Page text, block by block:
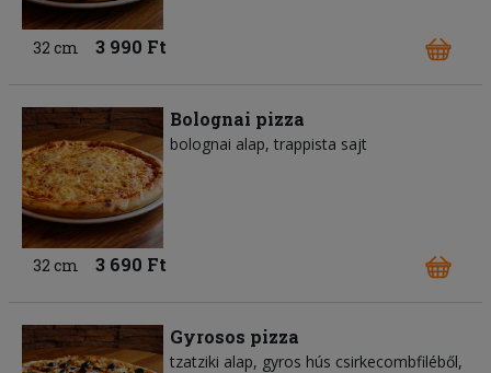
32 cm 3 990 Ft
Bolognai pizza
bolognai alap trappista sajt
32 cm 3 690 Ft
Gyrosos pizza
tzatziki alap gyros hús csirkecombfiléből